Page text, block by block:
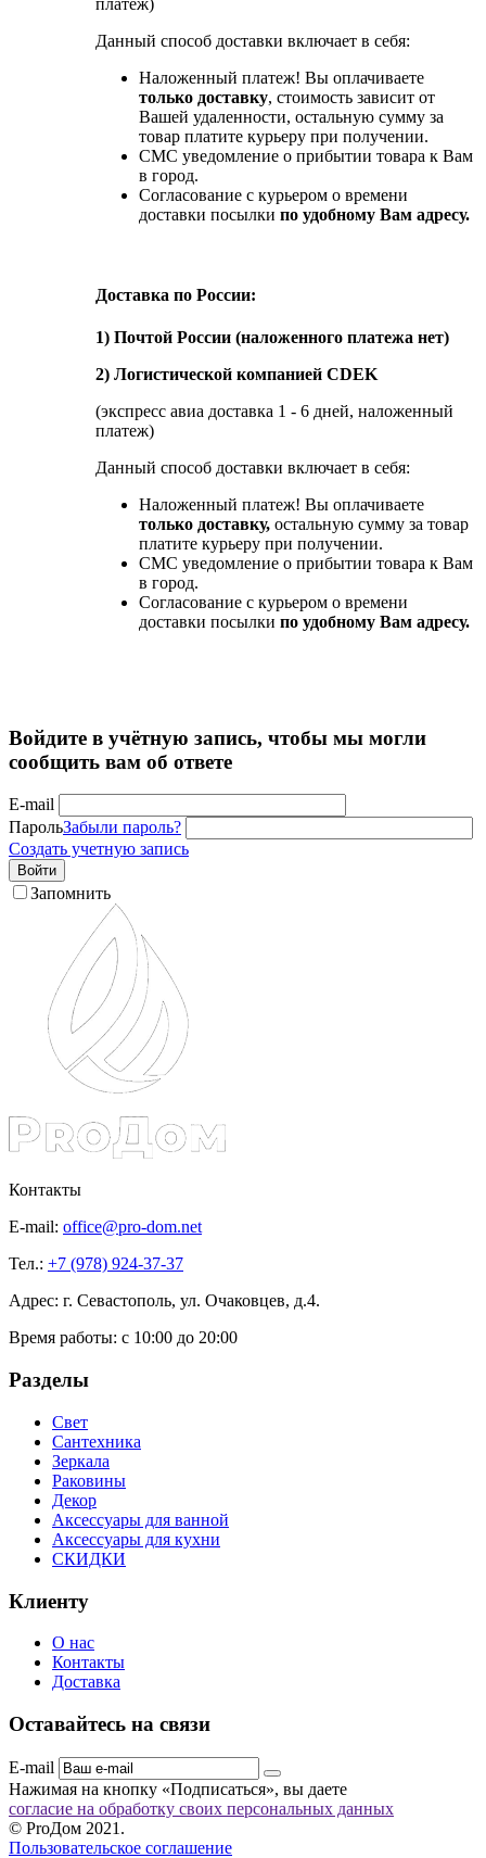
платеж)
Данный способ доставки включает в себя:
Наложенный платеж! Вы оплачиваете
только доставку, стоимость зависит от
Вашей удаленности, остальную сумму за
товар платите курьеру при получении.
СМС уведомление о прибытии товара к Вам
в город.
Согласование с курьером о времени
доставки посылки по удобному Вам адресу.
Доставка по России:
1) Почтой России (наложенного платежа нет)
2) Логистической компанией CDEK
(экспресс авиа доставка 1 - 6 дней, наложенный
платеж)
Данный способ доставки включает в себя:
Наложенный платеж! Вы оплачиваете
только доставку, остальную сумму за товар
платите курьеру при получении.
СМС уведомление о прибытии товара к Вам
в город.
Согласование с курьером о времени
доставки посылки по удобному Вам адресу.
Войдите в учётную запись, чтобы мы могли
сообщить вам об ответе
E-mail
ПарольЗабыли пароль?
Создать учетную запись
Войти
Запомнить
Контакты
E-mail: office@pro-dom.net
Тел.: +7 (978) 924-37-37
Адрес: г. Севастополь, ул. Очаковцев, д.4.
Время работы: с 10:00 до 20:00
Разделы
Свет
Сантехника
Зеркала
Раковины
Декор
Аксессуары для ванной
Аксессуары для кухни
СКИДКИ
Клиенту
О нас
Контакты
Доставка
Оставайтесь на связи
E-mail
Нажимая на кнопку «Подписаться», вы даете
согласие на обработку своих персональных данных
© ProДом 2021.
Пользовательское соглашение